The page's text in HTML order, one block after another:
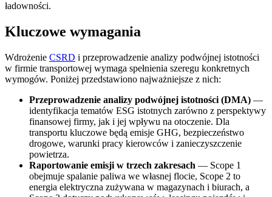
ładowności.
Kluczowe wymagania
Wdrożenie CSRD i przeprowadzenie analizy podwójnej istotności
w firmie transportowej wymaga spełnienia szeregu konkretnych
wymogów. Poniżej przedstawiono najważniejsze z nich:
Przeprowadzenie analizy podwójnej istotności (DMA) —
identyfikacja tematów ESG istotnych zarówno z perspektywy
finansowej firmy, jak i jej wpływu na otoczenie. Dla
transportu kluczowe będą emisje GHG, bezpieczeństwo
drogowe, warunki pracy kierowców i zanieczyszczenie
powietrza.
Raportowanie emisji w trzech zakresach — Scope 1
obejmuje spalanie paliwa we własnej flocie, Scope 2 to
energia elektryczna zużywana w magazynach i biurach, a